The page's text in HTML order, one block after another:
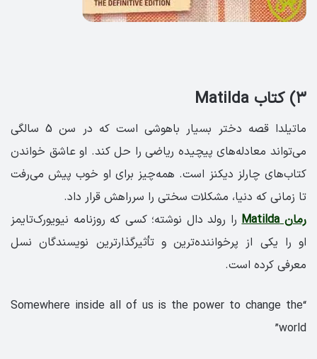
۳) کتاب Matilda
ماتیلدا قصه دختر بسیار باهوشی است که در سن 5 سالگی
می‌تواند معادله‌های پیچیده ریاضی را حل کند. او عاشق خواندن
کتاب‌های چارلز دیکنز است. همه‌چیز برای او خوب پیش می‌رفت
تا زمانی که دنیا، مشکلات سختی را سرراهش قرار داد.
رمان Matilda
را رولد دال نوشته؛ کسی که روزنامه نیویورک‌تایمز
او را یکی از پرخواننده‌ترین و تأثیرگذارترین نویسندگان نسل
معرفی کرده است.
“Somewhere inside all of us is the power to change the
world”